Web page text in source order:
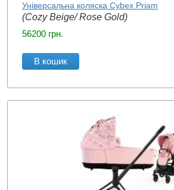
Універсальна коляска Cybex Priam
(Cozy Beige/ Rose Gold)
56200 грн.
В кошик